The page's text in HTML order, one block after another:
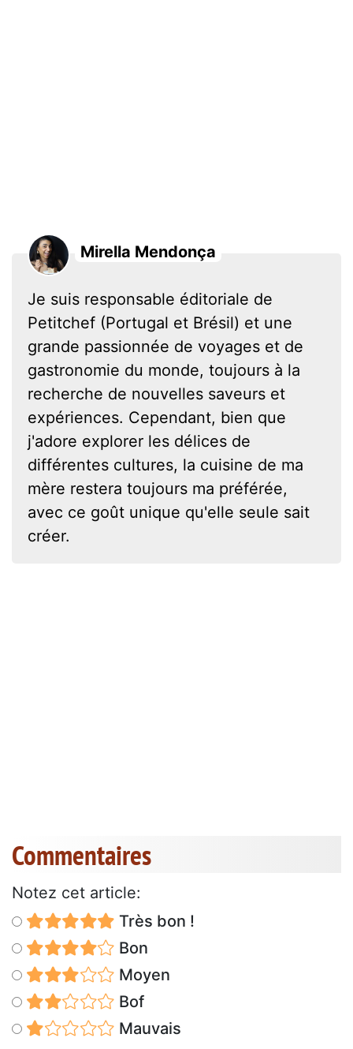
Mirella Mendonça
Je suis responsable éditoriale de
Petitchef (Portugal et Brésil) et une
grande passionnée de voyages et de
gastronomie du monde, toujours à la
recherche de nouvelles saveurs et
expériences. Cependant, bien que
j'adore explorer les délices de
différentes cultures, la cuisine de ma
mère restera toujours ma préférée,
avec ce goût unique qu'elle seule sait
créer.
Commentaires
Notez cet article:
Très bon !
Bon
Moyen
Bof
Mauvais